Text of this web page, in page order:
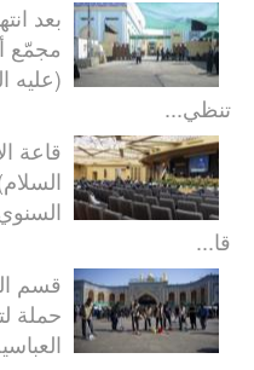
بعد
مجمّع
(عليه
تنظي...
قاعة
قا...
قسم
حملة